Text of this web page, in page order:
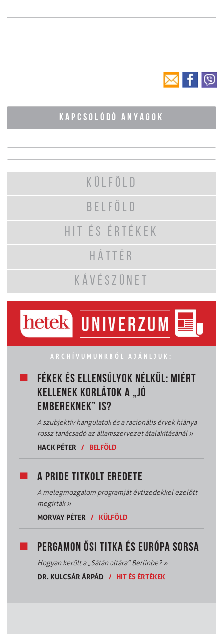
KAPCSOLÓDÓ ANYAGOK
KÜLFÖLD
BELFÖLD
HIT ÉS ÉRTÉKEK
HÁTTÉR
KÁVÉSZÜNET
ARCHÍVUMUNKBÓL AJÁNLJUK:
FÉKEK ÉS ELLENSÚLYOK NÉLKÜL: MIÉRT
KELLENEK KORLÁTOK A „JÓ
EMBEREKNEK” IS?
A szubjektív hangulatok és a racionális érvek hiánya
rossz tanácsadó az államszervezet átalakításánál»
HACK PÉTER
/ BELFÖLD
A PRIDE TITKOLT EREDETE
A melegmozgalom programját évtizedekkel ezelőtt
megírták»
MORVAY PÉTER
/ KÜLFÖLD
PERGAMON ŐSI TITKA ÉS EURÓPA SORSA
Hogyan került a „Sátán oltára” Berlinbe?»
DR. KULCSÁR ÁRPÁD
/ HIT ÉS ÉRTÉKEK